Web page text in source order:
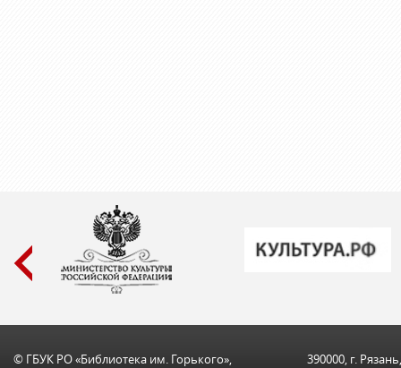
© ГБУК РО «Библиотека им. Горького»,
390000, г. Рязань,